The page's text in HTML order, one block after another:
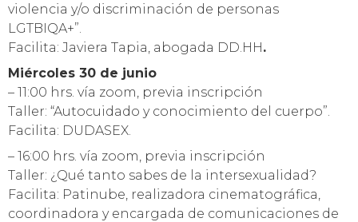
violencia y/o discriminación de personas
LGTBIQA+”.
Facilita: Javiera Tapia, abogada DD.HH.
Miércoles 30 de junio
– 11:00 hrs. vía zoom, previa inscripción
Taller: “Autocuidado y conocimiento del cuerpo”.
Facilita: DUDASEX.
– 16:00 hrs. vía zoom, previa inscripción
Taller: ¿Qué tanto sabes de la intersexualidad?
Facilita: Patinube, realizadora cinematográfica,
coordinadora y encargada de comunicaciones de